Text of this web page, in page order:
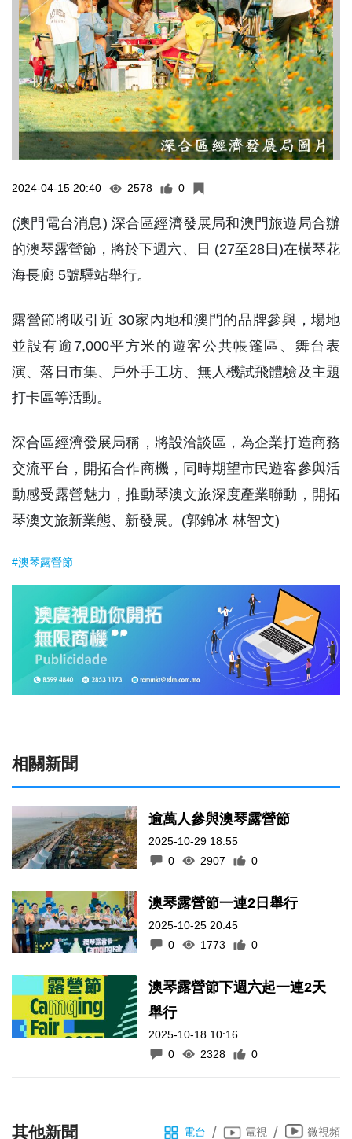
2024-04-15 20:40 2578 0
(澳門電台消息) 深合區經濟發展局和澳門旅遊局合辦
的澳琴露營節，將於下週六、日 (27至28日)在橫琴花
海長廊 5號驛站舉行。
露營節將吸引近 30家內地和澳門的品牌參與，場地
並設有逾7,000平方米的遊客公共帳篷區、舞台表
演、落日市集、戶外手工坊、無人機試飛體驗及主題
打卡區等活動。
深合區經濟發展局稱，將設洽談區，為企業打造商務
交流平台，開拓合作商機，同時期望市民遊客參與活
動感受露營魅力，推動琴澳文旅深度產業聯動，開拓
琴澳文旅新業態、新發展。(郭錦冰 林智文)
#澳琴露營節
相關新聞
逾萬人參與澳琴露營節
2025-10-29 18:55
0
2907 0
澳琴露營節一連2日舉行
2025-10-25 20:45
0
1773 0
澳琴露營節下週六起一連2天
舉行
2025-10-18 10:16
0
2328 0
其他新聞 電台 / 電視 / 微視頻